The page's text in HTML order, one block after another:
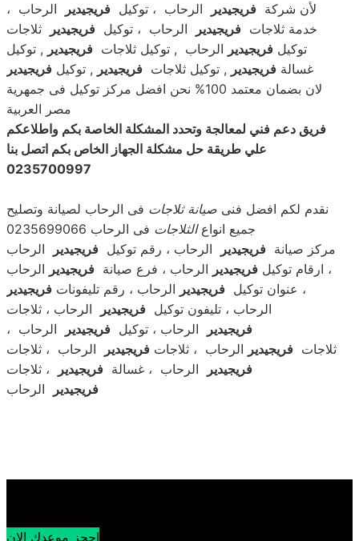
لأن شركة فريجيدير الرحاب ، توكيل فريجيدير
الرحاب ،
خدمة ثلاجات فريجيدير الرحاب ، توكيل فريجيدير
ثلاجات
توكيل فريجيدير الرحاب , توكيل ثلاجات فريجيدير , توكيل
غسالة فريجيدير , توكيل ثلاجات فريجيدير , توكيل فريجيدير
لان بضمان معتمد 100% نحن افضل مركز توكيل فى جمهرية
مصر العربية
فريق دعم فني لمعالجة وتحدد المشكلة الخاصة بكم واطلاعكم
علي طريقة حل مشكلة الجهاز الخاص بكم اتصل بنا
0235700997
نقدم لكم افضل فنى صيانة ثلاجات فى الرحاب لصيانة وتصليح
جميع انواعالثلاجات فى الرحاب 0235699066
مركز صيانة فريجيدير الرحاب ، رقم توكيل فريجيدير
الرحاب
، ارقام توكيل فريجيدير الرحاب ، فرع صيانة فريجيدير الرحاب
، عنوان توكيل فريجيدير الرحاب ، رقم تليفونات فريجيدير
الرحاب ، تليفون توكيل فريجيدير
الرحاب ، ثلاجات
فريجيدير
الرحاب ، توكيل فريجيدير
الرحاب ،
ثلاجات فريجيدير الرحاب ، ثلاجات فريجيدير
الرحاب ، ثلاجات
فريجيدير
الرحاب ، غسالة فريجيدير
، ثلاجات
فريجيدير
احجز موعدك الان